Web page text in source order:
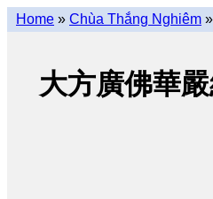
Home » Chùa Thắng Nghiêm »
大方廣佛華